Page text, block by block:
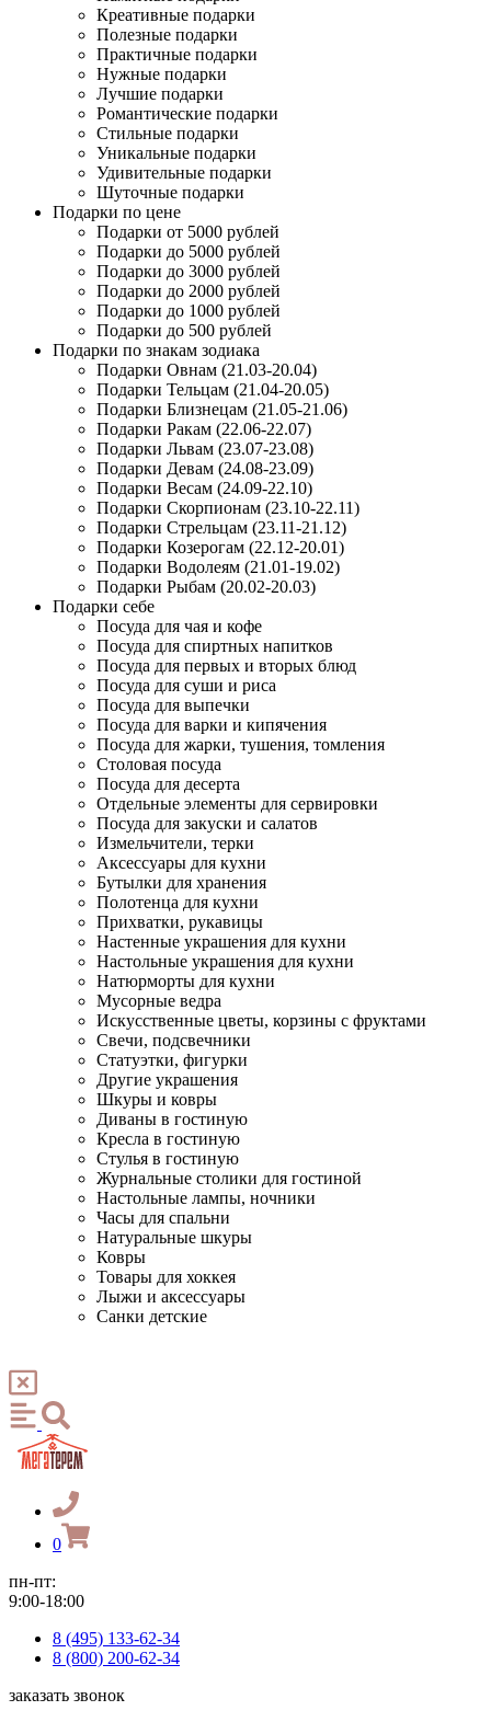
Креативные подарки
Полезные подарки
Практичные подарки
Нужные подарки
Лучшие подарки
Романтические подарки
Стильные подарки
Уникальные подарки
Удивительные подарки
Шуточные подарки
Подарки по цене
Подарки от 5000 рублей
Подарки до 5000 рублей
Подарки до 3000 рублей
Подарки до 2000 рублей
Подарки до 1000 рублей
Подарки до 500 рублей
Подарки по знакам зодиака
Подарки Овнам (21.03-20.04)
Подарки Тельцам (21.04-20.05)
Подарки Близнецам (21.05-21.06)
Подарки Ракам (22.06-22.07)
Подарки Львам (23.07-23.08)
Подарки Девам (24.08-23.09)
Подарки Весам (24.09-22.10)
Подарки Скорпионам (23.10-22.11)
Подарки Стрельцам (23.11-21.12)
Подарки Козерогам (22.12-20.01)
Подарки Водолеям (21.01-19.02)
Подарки Рыбам (20.02-20.03)
Подарки себе
Посуда для чая и кофе
Посуда для спиртных напитков
Посуда для первых и вторых блюд
Посуда для суши и риса
Посуда для выпечки
Посуда для варки и кипячения
Посуда для жарки, тушения, томления
Столовая посуда
Посуда для десерта
Отдельные элементы для сервировки
Посуда для закуски и салатов
Измельчители, терки
Аксессуары для кухни
Бутылки для хранения
Полотенца для кухни
Прихватки, рукавицы
Настенные украшения для кухни
Настольные украшения для кухни
Натюрморты для кухни
Мусорные ведра
Искусственные цветы, корзины с фруктами
Свечи, подсвечники
Статуэтки, фигурки
Другие украшения
Шкуры и ковры
Диваны в гостиную
Кресла в гостиную
Стулья в гостиную
Журнальные столики для гостиной
Настольные лампы, ночники
Часы для спальни
Натуральные шкуры
Ковры
Товары для хоккея
Лыжи и аксессуары
Санки детские
0
пн-пт:
9:00-18:00
8 (495) 133-62-34
8 (800) 200-62-34
заказать звонок